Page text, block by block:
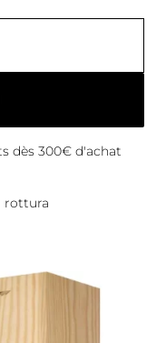
dès 300€ d'achat
rottura